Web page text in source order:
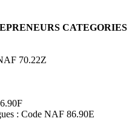
CATEGORIES
70.22Z
: Code NAF 86.90E